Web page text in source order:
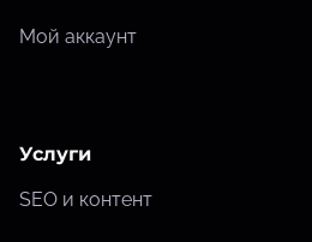
Мой аккаунт
Услуги
SEO и контент